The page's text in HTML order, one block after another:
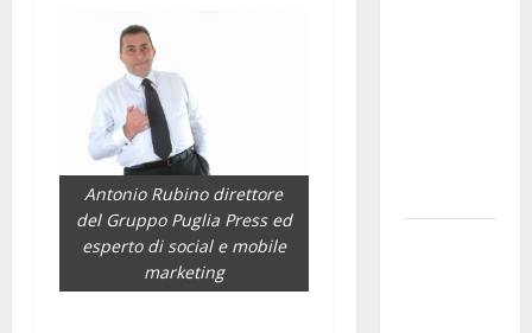
Antonio Rubino direttore
del Gruppo Puglia Press ed
esperto di social e mobile
marketing